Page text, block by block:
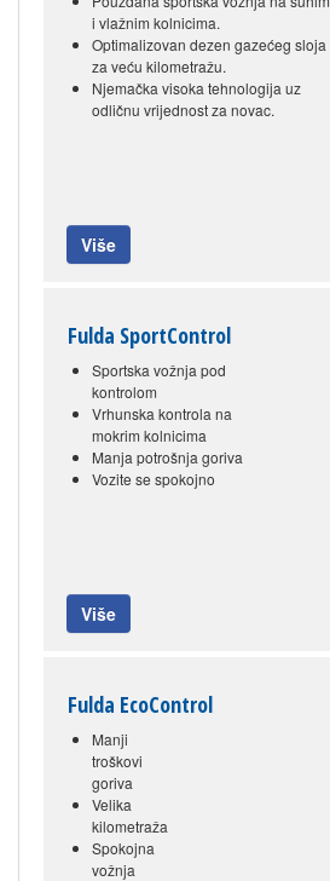
i vlažnim kolnicima.
Optimalizovan dezen gazećeg sloja
za veću kilometražu.
Njemačka visoka tehnologija uz
odličnu vrijednost za novac.
Više
Fulda SportControl
Sportska vožnja pod
kontrolom
Vrhunska kontrola na
mokrim kolnicima
Manja potrošnja goriva
Vozite se spokojno
Više
Fulda EcoControl
Manji
troškovi
goriva
Velika
kilometraža
Spokojna
vožnja